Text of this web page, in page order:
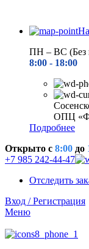
ПН – ВС (Без
8:00 - 18:00
ОПЦ
Подробнее
Открыто c 8:00 до
+7 985 242-44-47
Отследить
Вход / Регистрация
Меню